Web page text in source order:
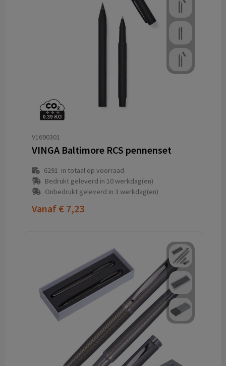
V1690301
VINGA Baltimore RCS pennenset
6291 in totaal op voorraad
Bedrukt geleverd in 10 werkdag(en)
Onbedrukt geleverd in 3 werkdag(en)
Vanaf € 7,23